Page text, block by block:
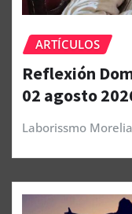
ARTÍCULOS
Reflexión
02 agosto
Laborissmo Morelia